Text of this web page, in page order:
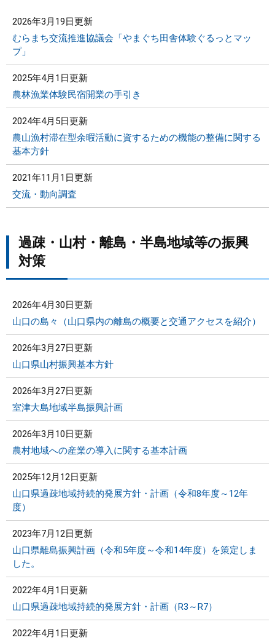
2026年3月19日更新
むらまち交流推進協議会「やまぐち田舎体験ぐるっとマッ
プ」
2025年4月1日更新
農林漁業体験民宿開業の手引き
2024年4月5日更新
農山漁村滞在型余暇活動に資するための機能の整備に関する
基本方針
2021年11月1日更新
交流・動向調査
過疎・山村・離島・半島地域等の振興
対策
2026年4月30日更新
山口の島々（山口県内の離島の概要と交通アクセスを紹介）
2026年3月27日更新
山口県山村振興基本方針
2026年3月27日更新
室津大島地域半島振興計画
2026年3月10日更新
農村地域への産業の導入に関する基本計画
2025年12月12日更新
山口県過疎地域持続的発展方針・計画（令和8年度～12年
度）
2023年7月12日更新
山口県離島振興計画（令和5年度～令和14年度）を策定しま
した。
2022年4月1日更新
山口県過疎地域持続的発展方針・計画（R3～R7）
2022年4月1日更新